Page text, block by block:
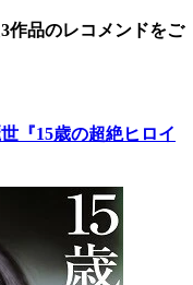
作品のレコメンドをご
『15歳の超絶ヒロイ